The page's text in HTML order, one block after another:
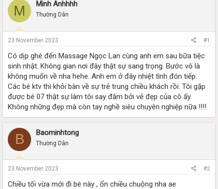
a
t
a
t
e
r
t
e
M Minh Anhhhh
Thường Dân
23 November 2023 #1
Có dịp ghé đến Massage Ngọc Lan cùng anh em sau bữa tiệc
sinh nhật. Không gian nơi đây thật sự sang trọng. Bước vô là
không muốn về nha hehe. Anh em ở đây nhiệt tình đón tiếp.
Các bé ktv thì khỏi bàn về sự trẻ trung chiều khách rồi. Tôi gặp
được bé 07 thật sự làm tôi say đắm bởi vẻ đẹp của cô ấy.
Không những đẹp mà còn tay nghề siêu chuyên nghiệp nữa !!!!
B Baominhtong
Thường Dân
23 November 2023 #2
Chiều tối vừa mới đi bé này , ổn chiều chuộng nha ae